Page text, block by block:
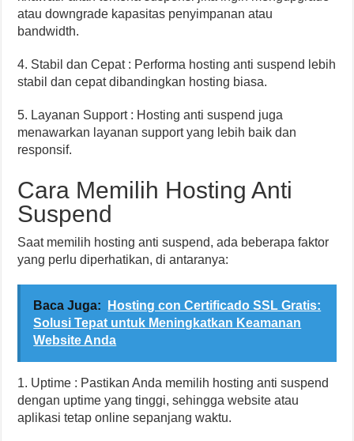
atau downgrade kapasitas penyimpanan atau
bandwidth.
4. Stabil dan Cepat : Performa hosting anti suspend lebih
stabil dan cepat dibandingkan hosting biasa.
5. Layanan Support : Hosting anti suspend juga
menawarkan layanan support yang lebih baik dan
responsif.
Cara Memilih Hosting Anti
Suspend
Saat memilih hosting anti suspend, ada beberapa faktor
yang perlu diperhatikan, di antaranya:
Baca Juga:
Hosting con Certificado SSL Gratis:
Solusi Tepat untuk Meningkatkan Keamanan
Website Anda
1. Uptime : Pastikan Anda memilih hosting anti suspend
dengan uptime yang tinggi, sehingga website atau
aplikasi tetap online sepanjang waktu.